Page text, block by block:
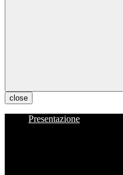
close
Presentazione